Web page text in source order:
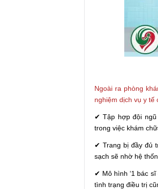
Ngoài ra phòng
nghiệm dịch vụ y tế
✔ Tập hợp đội ngũ
trong việc khám
✔ Trang bị đầy đủ
sạch sẽ nhờ hệ
✔ Mô hình ‘1 bác
tình trạng điều trị